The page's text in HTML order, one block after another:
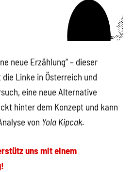
neue Erzählung“ – dieser
Linke in Österreich und
eine neue Alternative
hinter dem Konzept und kann
von Yola Kipcak.
uns mit einem